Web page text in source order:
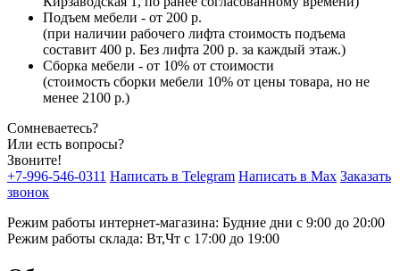
Подъем мебели - от 200 р.
(при наличии рабочего лифта стоимость подъема
составит 400 р. Без лифта 200 р. за каждый этаж.)
Сборка мебели - от 10% от стоимости
(стоимость сборки мебели 10% от цены товара, но не
менее 2100 р.)
Сомневаетесь?
Или есть вопросы?
Звоните!
+7-996-546-0311 Написать в Telegram Написать в Max Заказать
звонок
Режим работы интернет-магазина: Будние дни с 9:00 до 20:00
Режим работы склада: Вт,Чт с 17:00 до 19:00